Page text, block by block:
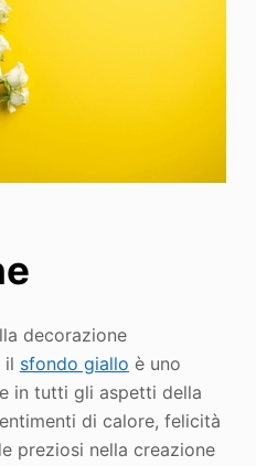
decorazione
il sfondo giallo è uno
in tutti gli aspetti della
di calore, felicità
preziosi nella creazione